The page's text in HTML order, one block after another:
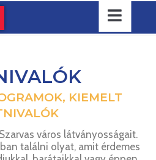
KIEMELT
város látványosságait.
találni olyat, amit érdemes